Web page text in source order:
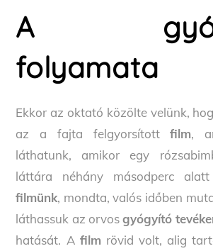
A
folyamata
Ekkor az oktató közölte velünk,
az a fajta felgyorsítottfilm,
láthatunk, amikor egy
láttára néhány másodperc
filmünk, mondta, valós időben
láthassuk az orvosgyógyító
hatását. A film rövid volt, alig